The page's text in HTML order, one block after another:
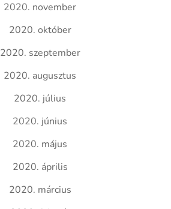
2020. november
2020. október
2020. szeptember
2020. augusztus
2020. július
2020. június
2020. május
2020. április
2020. március